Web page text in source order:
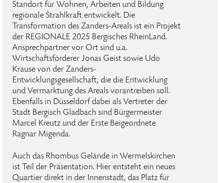
Standort für Wohnen, Arbeiten und Bildung
regionale Strahlkraft entwickelt. Die
Transformation des Zanders-Areals ist ein Projekt
der REGIONALE 2025 Bergisches RheinLand.
Ansprechpartner vor Ort sind u.a.
Wirtschaftsförderer Jonas Geist sowie Udo
Krause von der Zanders-
Entwicklungsgesellschaft, die die Entwicklung
und Vermarktung des Areals vorantreiben soll.
Ebenfalls in Düsseldorf dabei als Vertreter der
Stadt Bergisch Gladbach sind Bürgermeister
Marcel Kreutz und der Erste Beigeordnete
Ragnar Migenda.
Auch das Rhombus Gelände in Wermelskirchen
ist Teil der Präsentation. Hier entsteht ein neues
Quartier direkt in der Innenstadt, das Platz für